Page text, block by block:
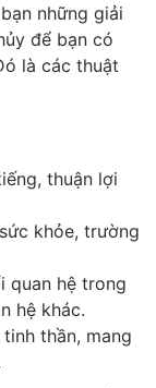
những giải
để bạn có
là các thuật
thuận lợi
khỏe, trường
quan hệ trong
hệ khác.
thần, mang